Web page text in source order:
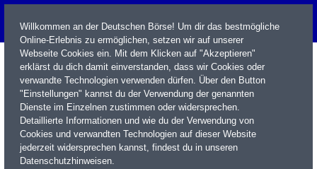
Name / WKN / ISIN / Kürzel
Willkommen an der Deutschen Börse! Um dir das bestmögliche
Online-Erlebnis zu ermöglichen, setzen wir auf unserer
Webseite Cookies ein. Mit dem Klicken auf "Akzeptieren"
erklärst du dich damit einverstanden, dass wir Cookies oder
verwandte Technologien verwenden dürfen. Über den Button
"Einstellungen" kannst du der Verwendung der genannten
Dienste im Einzelnen zustimmen oder widersprechen.
Detaillierte Informationen und wie du der Verwendung von
Cookies und verwandten Technologien auf dieser Website
jederzeit widersprechen kannst, findest du in unseren
Datenschutzhinweisen.